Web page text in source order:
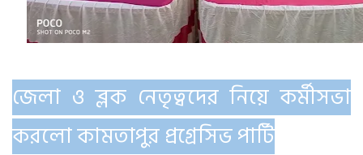
জেলা ও ব্লক নেতৃত্বদের নিয়ে কর্মীসভা
করলো কামতাপুর প্রগ্রেসিভ পার্টি